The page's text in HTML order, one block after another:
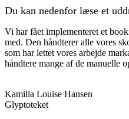
Du kan nedenfor læse et
Vi har fået implementeret et
med. Den håndterer alle vores
som har lettet vores arbejde
håndtere mange af de manuelle
Kamilla Louise Hansen
Glyptoteket